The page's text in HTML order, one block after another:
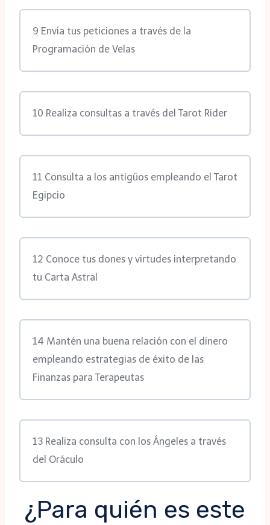
9 Envía tus peticiones a través de la
Programación de Velas
10 Realiza consultas a través del Tarot Rider
11 Consulta a los antigüos empleando el Tarot
Egipcio
12 Conoce tus dones y virtudes interpretando
tu Carta Astral
14 Mantén una buena relación con el dinero
empleando estrategias de éxito de las
Finanzas para Terapeutas
13 Realiza consulta con los Ángeles a través
del Oráculo
¿Para quién es este